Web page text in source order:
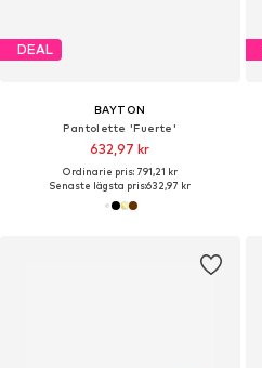
DEAL
BAYTON
Pantolette 'Fuerte'
632,97 kr
Ordinarie pris: 791,21 kr
Senaste lägsta pris:632,97 kr